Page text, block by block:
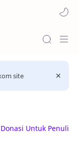
site
Untuk Penulis |